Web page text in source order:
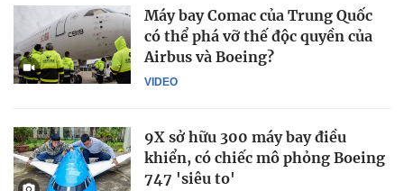
VIDEO
Máy bay Comac của Trung Quốc
có thể phá vỡ thế độc quyền của
Airbus và Boeing?
9X sở hữu 300 máy bay điều
khiển, có chiếc mô phỏng Boeing
747 'siêu to'